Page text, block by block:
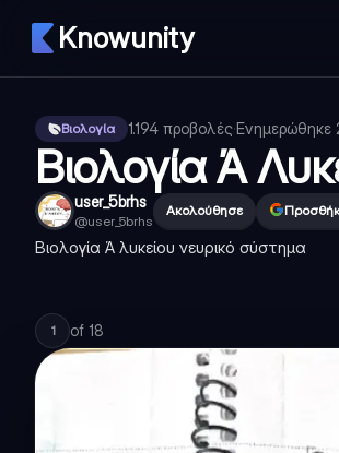
Knowunity
Βιολογία 1.194 προβολές·Ενημερώθηκε
Βιολογία Ά
user_5brhs
@user_5brhs
Ακολούθησε
Βιολογία Ά λυκείου νευρικό σύστημα
1 of 18